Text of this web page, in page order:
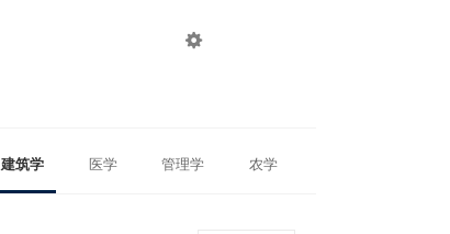

建筑学 医学 管理学 农学